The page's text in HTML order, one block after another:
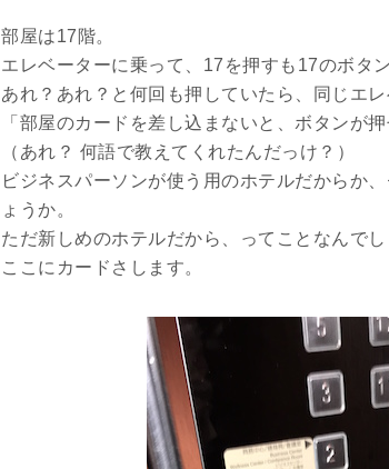
部屋は17階。
エレベーターに乗って、17を押すも17のボタ
あれ？あれ？と何回も押していたら、同じエレ
「部屋のカードを差し込まないと、ボタンが
（あれ？ 何語で教えてくれたんだっけ？）
ビジネスパーソンが使う用のホテルだからか
ょうか。
ただ新しめのホテルだから、ってことなんでし
ここにカードさします。